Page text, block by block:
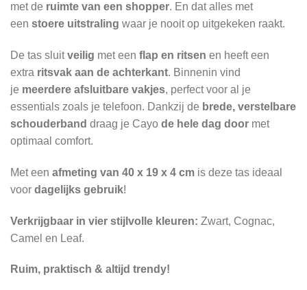
met de ruimte van een shopper. En dat alles met
een stoere uitstraling waar je nooit op uitgekeken raakt.
De tas sluitveilig met een flap en ritsen en heeft een
extra ritsvak aan de achterkant. Binnenin vind
je meerdere afsluitbare vakjes, perfect voor al je
essentials zoals je telefoon. Dankzij de brede, verstelbare
schouderband draag je Cayo de hele dag door met
optimaal comfort.
Met een afmeting van 40 x 19 x 4 cm is deze tas ideaal
voor dagelijks gebruik!
Verkrijgbaar in vier stijlvolle kleuren: Zwart, Cognac,
Camel en Leaf.
Ruim, praktisch & altijd trendy!